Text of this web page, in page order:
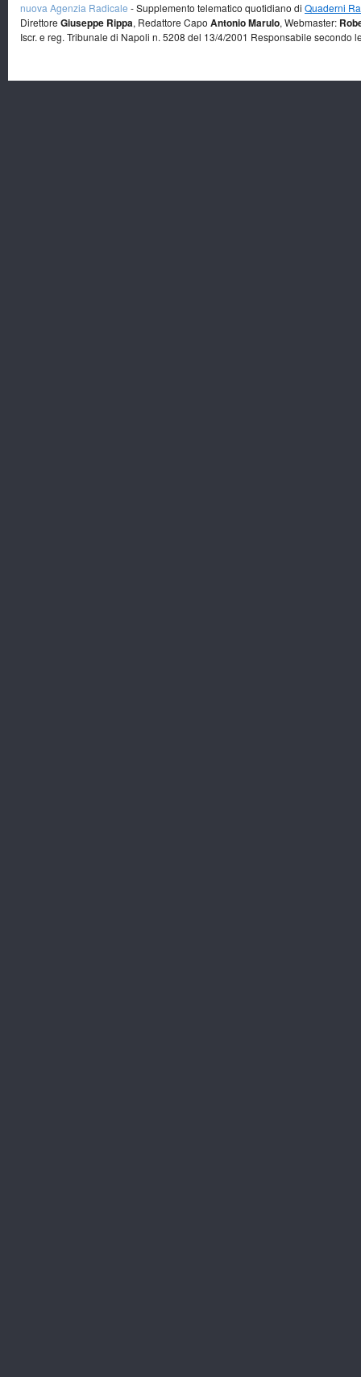
nuova Agenzia Radicale - Supplemento telematico quotidiano di Quaderni
Direttore Giuseppe Rippa, Redattore Capo Antonio Marulo, Webmaster:
Iscr. e reg. Tribunale di Napoli n. 5208 del 13/4/2001 Responsabile secondo